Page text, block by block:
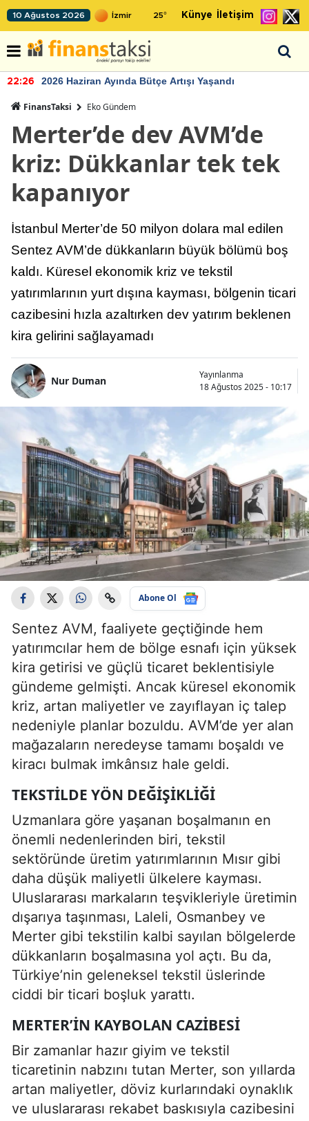
10 Ağustos 2026 25° Künye İletişim
22:26 2026 Haziran Ayında Bütçe Artışı Yaşandı
FinansTaksi Eko Gündem
Merter’de dev AVM’de
kriz: Dükkanlar tek tek
kapanıyor
İstanbul Merter’de 50 milyon dolara mal edilen
Sentez AVM’de dükkanların büyük bölümü boş
kaldı. Küresel ekonomik kriz ve tekstil
yatırımlarının yurt dışına kayması, bölgenin ticari
cazibesini hızla azaltırken dev yatırım beklenen
kira gelirini sağlayamadı
Nur Duman
Yayınlanma
18 Ağustos 2025 - 10:17
Abone Ol
Sentez AVM, faaliyete geçtiğinde hem
yatırımcılar hem de bölge esnafı için yüksek
kira getirisi ve güçlü ticaret beklentisiyle
gündeme gelmişti. Ancak küresel ekonomik
kriz, artan maliyetler ve zayıflayan iç talep
nedeniyle planlar bozuldu. AVM’de yer alan
mağazaların neredeyse tamamı boşaldı ve
kiracı bulmak imkânsız hale geldi.
TEKSTILDE YÖN DEĞIŞIKLIĞI
Uzmanlara göre yaşanan boşalmanın en
önemli nedenlerinden biri, tekstil
sektöründe üretim yatırımlarının Mısır gibi
daha düşük maliyetli ülkelere kayması.
Uluslararası markaların teşvikleriyle üretimin
dışarıya taşınması, Laleli, Osmanbey ve
Merter gibi tekstilin kalbi sayılan bölgelerde
dükkanların boşalmasına yol açtı. Bu da,
Türkiye’nin geleneksel tekstil üslerinde
ciddi bir ticari boşluk yarattı.
MERTER’IN KAYBOLAN CAZIBESI
Bir zamanlar hazır giyim ve tekstil
ticaretinin nabzını tutan Merter, son yıllarda
artan maliyetler, döviz kurlarındaki oynaklık
ve uluslararası rekabet baskısıyla cazibesini